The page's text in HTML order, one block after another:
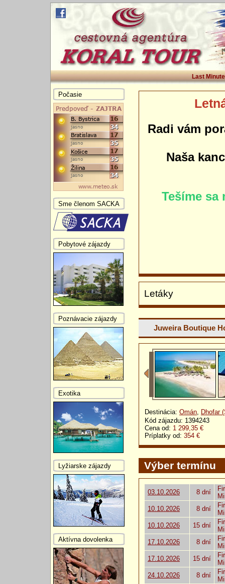
Last Minute
Radi vám
Naša
Tešíme sa
Letáky
Juweira Boutique
Destinácia: Omán, Dhofar
Kód zájazdu: 1394243
Cena od: 1 299,35 €
Príplatky od: 354 €
Výber termínu
03.10.2026 8 dní
10.10.2026
8 dní
10.10.2026
15 dní
17.10.2026
8 dní
17.10.2026
15 dní
24.10.2026
8 dní
Počasie
Sme členom SACKA
Pobytové zájazdy
Poznávacie zájazdy
Exotika
Lyžiarske zájazdy
Aktívna dovolenka